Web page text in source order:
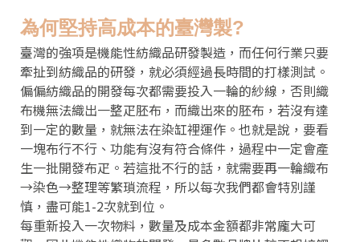
為何堅持高成本的臺灣製?
臺灣的強項是機能性紡織品研發製造，而任何行業只要
牽扯到紡織品的研發，就必須經過長時間的打樣測試。
偏偏紡織品的開發每次都需要投入一輪的紗線，否則織
布機無法織出一整疋胚布，而織出來的胚布，若沒有達
到一定的數量，就無法在染缸裡運作。也就是說，要看
一塊布行不行、功能有沒有符合條件，過程中一定會產
生一批開發布疋。若這批不行的話，就需要再一輪織布
→染色→整理等繁瑣流程，所以每次我們都會特別謹
慎，盡可能1-2次就到位。
每重新投入一次物料，數量及成本金額都非常龐大可